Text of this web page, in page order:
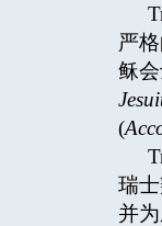
严
稣
(
瑞
并